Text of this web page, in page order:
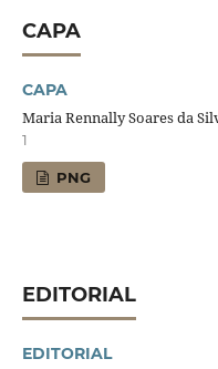
CAPA
CAPA
Maria Rennally Soares da
1
PNG
EDITORIAL
EDITORIAL